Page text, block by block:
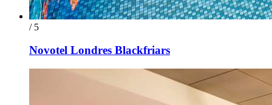
/ 5
Novotel Londres Blackfriars